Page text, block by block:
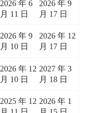
2026 年 6
月 11 日
2026 年 9
月 17 日
2026 年 9
月 10 日
2026 年 12
月 17 日
2026 年 12
月 10 日
2027 年 3
月 18 日
2025 年 12 2026 年 1